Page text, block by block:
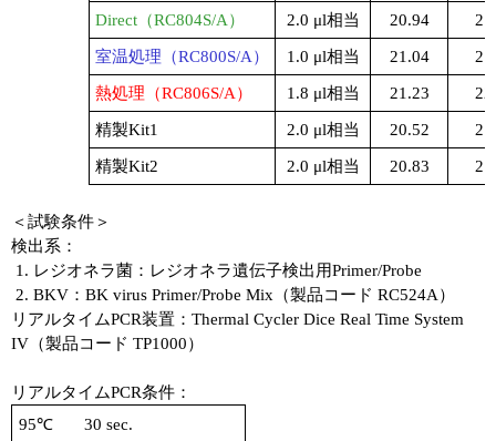
Direct（RC804S/A） 2.0 μl相当 20.94
室温処理（RC800S/A） 1.0 μl相当 21.04
熱処理（RC806S/A） 1.8 μl相当 21.23
精製Kit1 2.0 μl相当 20.52
精製Kit2 2.0 μl相当 20.83
＜試験条件＞
検出系：
レジオネラ菌：レジオネラ遺伝子検出用Primer/Probe
BKV：BK virus Primer/Probe Mix（製品コード RC524A）
リアルタイムPCR装置：Thermal Cycler Dice Real Time System
IV（製品コード TP1000）
リアルタイムPCR条件：
95℃
30 sec.